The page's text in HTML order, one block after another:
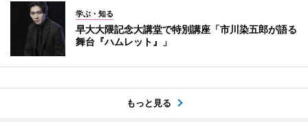
学ぶ・知る
早大大隈記念大講堂で特別講座「市川染五郎が語る
舞台『ハムレット』」
もっと見る